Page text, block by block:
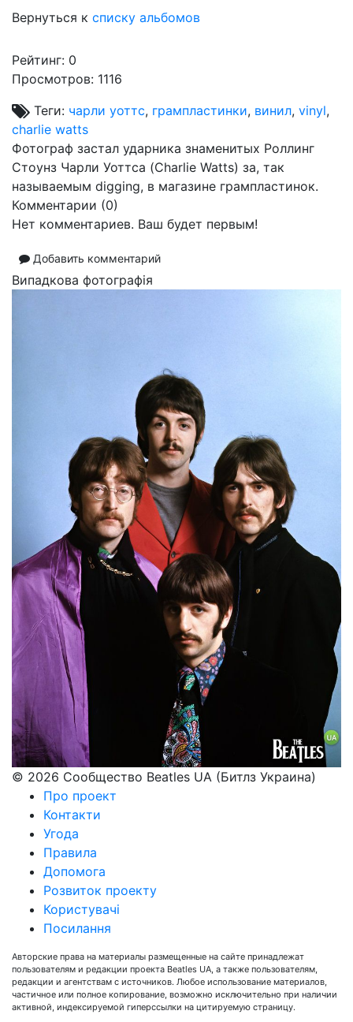
Вернуться к списку альбомов
Рейтинг: 0
Просмотров: 1116
Теги: чарли уоттс, грампластинки, винил, vinyl,
charlie watts
Фотограф застал ударника знаменитых Роллинг
Стоунз Чарли Уоттса (Charlie Watts) за, так
называемым digging, в магазине грампластинок.
Комментарии (0)
Нет комментариев. Ваш будет первым!
Добавить комментарий
Випадкова фотографія
© 2026 Сообщество Beatles UA (Битлз Украина)
Про проект
Контакти
Угода
Правила
Допомога
Розвиток проекту
Користувачі
Посилання
Авторские права на материалы размещенные на сайте принадлежат
пользователям и редакции проекта Beatles UA, а также пользователям,
редакции и агентствам с источников. Любое использование материалов,
частичное или полное копирование, возможно исключительно при наличии
активной, индексируемой гиперссылки на цитируемую страницу.